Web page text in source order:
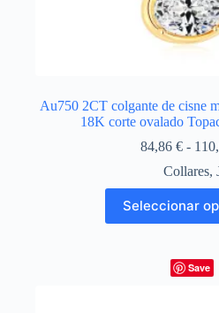
Au750 2CT colgante de cisne
18K corte ovalado
84,86 € -
Collares,
Seleccionar
tiene
Las
Save